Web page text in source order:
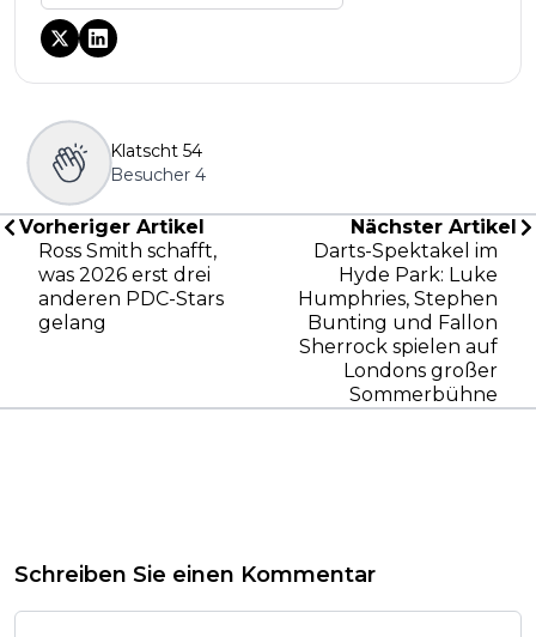
Klatscht 54
Besucher 4
Vorheriger Artikel
Ross Smith schafft,
was 2026 erst drei
anderen PDC-Stars
gelang
Nächster Artikel
Darts-Spektakel im
Hyde Park: Luke
Humphries, Stephen
Bunting und Fallon
Sherrock spielen auf
Londons großer
Sommerbühne
Schreiben Sie einen Kommentar